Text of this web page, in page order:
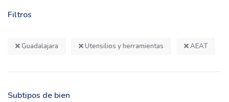
Filtros
Guadalajara Utensilios y herramientas AEAT
Subtipos de bien